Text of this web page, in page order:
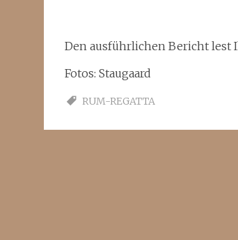
Den ausführlichen Bericht lest
Fotos: Staugaard
RUM-REGATTA